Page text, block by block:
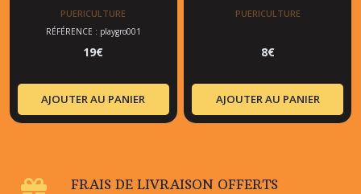
PUERICULTURE
RÉFÉRENCE : playgro001
19€
AJOUTER AU PANIER
PUERICULTURE
8€
AJOUTER AU PANIER
FRAIS DE LIVRAISON OFFERTS